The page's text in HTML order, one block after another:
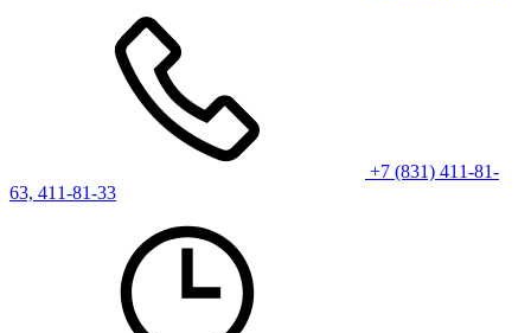
+7 (831) 411-81-
63, 411-81-33